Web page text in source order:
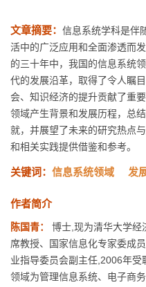
文章摘要： 信息系统学科是伴
活中的广泛应用和全面渗透而
的三十年中，我国的信息系统
代的发展沿革，取得了令人瞩
会、知识经济的提升贡献了重
领域产生背景和发展历程，总
就，并展望了未来的研究热点
和相关实践提供借鉴和参考。
关键词： 信息系统领域 发
作者简介
陈国青：
博士,现为清华大学经
席教授、国家信息化专家委成
业指导委员会副主任,2006年
领域为管理信息系统、电子商